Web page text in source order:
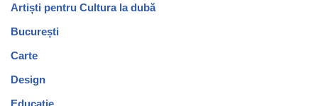
Artiști pentru Cultura la dubă
București
Carte
Design
Educație